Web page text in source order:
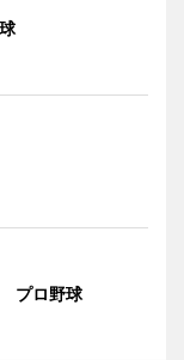
プロ野球